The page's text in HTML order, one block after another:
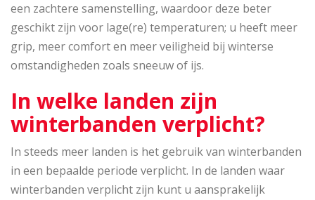
een zachtere samenstelling, waardoor deze beter
geschikt zijn voor lage(re) temperaturen; u heeft meer
grip, meer comfort en meer veiligheid bij winterse
omstandigheden zoals sneeuw of ijs.
In welke landen zijn
winterbanden verplicht?
In steeds meer landen is het gebruik van winterbanden
in een bepaalde periode verplicht. In de landen waar
winterbanden verplicht zijn kunt u aansprakelijk